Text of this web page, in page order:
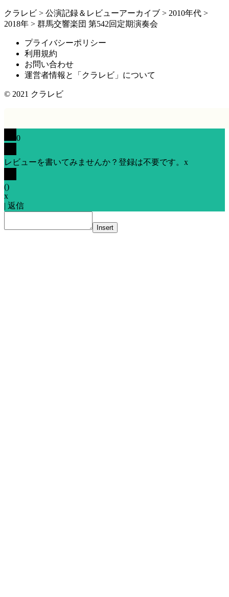
クラレビ > 公演記録＆レビューアーカイブ > 2010年代 >
2018年 > 群馬交響楽団 第542回定期演奏会
プライバシーポリシー
利用規約
お問い合わせ
運営者情報と「クラレビ」について
© 2021 クラレビ
0
レビューを書いてみませんか？登録は不要です。 x
()
x
| 返信
Insert